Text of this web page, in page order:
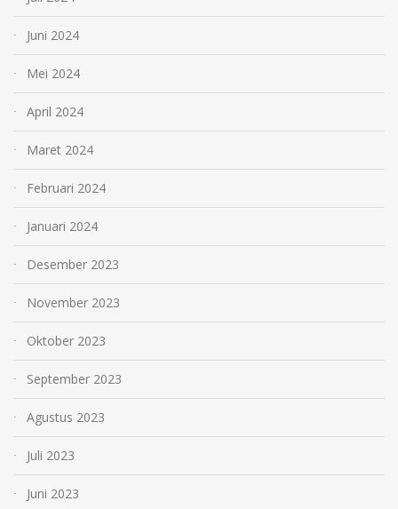
Juni 2024
Mei 2024
April 2024
Maret 2024
Februari 2024
Januari 2024
Desember 2023
November 2023
Oktober 2023
September 2023
Agustus 2023
Juli 2023
Juni 2023